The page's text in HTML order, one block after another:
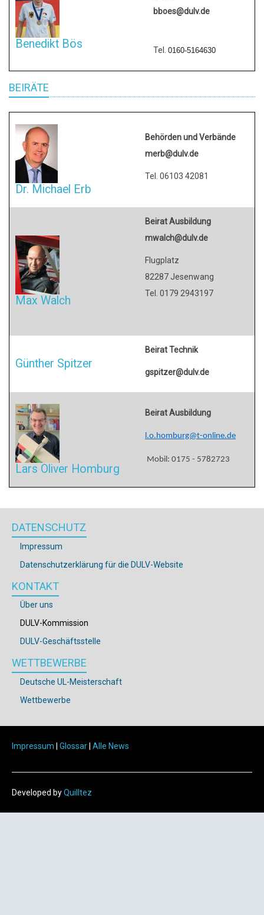
Benedikt Bös
bboes@dulv.de
Tel. 0160-5164630
BEIRÄTE
Dr. Michael Erb
Behörden und Verbände
merb@dulv.de
Tel. 06103 42081
Max Walch
Beirat Ausbildung
mwalch@dulv.de
Flugplatz
82287 Jesenwang
Tel. 0179 2943197
Günther Spitzer
Beirat Technik
gspitzer@dulv.de
Lars Oliver Homburg
Beirat Ausbildung
l.o.homburg@t-online.de
Mobil: 0175 - 5782723
DATENSCHUTZ
Impressum
Datenschutzerklärung für die DULV-Website
KONTAKT
Über uns
DULV-Kommission
DULV-Geschäftsstelle
WETTBEWERBE
Deutsche UL-Meisterschaft
Wettbewerbe
Impressum | Glossar| Alle News
Developed byQuilltez